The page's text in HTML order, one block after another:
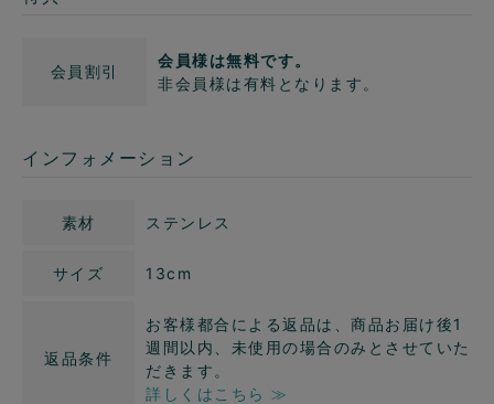
会員割引
会員様は無料です。
非会員様は有料となります。
インフォメーション
素材 ステンレス
サイズ 13cm
返品条件
お客様都合による返品は、商品お届け後1
週間以内、未使用の場合のみとさせていた
だきます。
詳しくはこちら ≫